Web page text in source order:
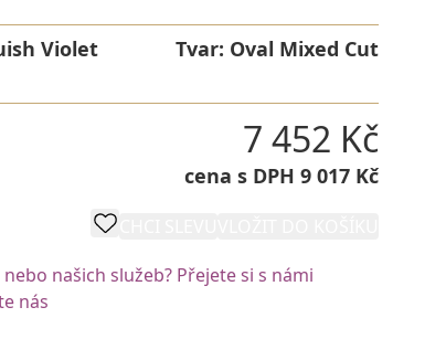
Violet Tvar: Oval Mixed Cut
7 452 Kč
cena s DPH 9 017 Kč
našich služeb? Přejete si s námi
nás